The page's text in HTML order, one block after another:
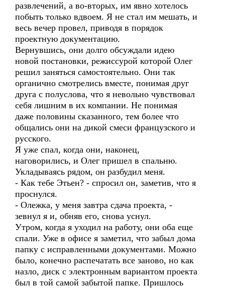
развлечений, а во-вторых, им явно хотелось
побыть только вдвоем. Я не стал им мешать, и
весь вечер провел, приводя в порядок
проектную документацию.
Вернувшись, они долго обсуждали идею
новой постановки, режиссурой которой Олег
решил заняться самостоятельно. Они так
органично смотрелись вместе, понимая друг
друга с полуслова, что я невольно чувствовал
себя лишним в их компании. Не понимая
даже половины сказанного, тем более что
общались они на дикой смеси французского и
русского.
Я уже спал, когда они, наконец,
наговорились, и Олег пришел в спальню.
Укладываясь рядом, он разбудил меня.
- Как тебе Этьен? - спросил он, заметив, что я
проснулся.
- Олежка, у меня завтра сдача проекта, -
зевнул я и, обняв его, снова уснул.
Утром, когда я уходил на работу, они оба еще
спали. Уже в офисе я заметил, что забыл дома
папку с исправленными документами. Можно
было, конечно распечатать все заново, но как
назло, диск с электронным вариантом проекта
был в той самой забытой папке. Пришлось